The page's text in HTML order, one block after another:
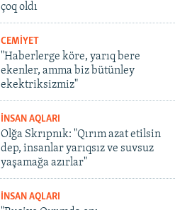
çoq oldı
CEMİYET
"Haberlerge köre, yarıq bere
ekenler, amma biz bütünley
ekektriksizmiz"
İNSAN AQLARI
Olğa Skrıpnık: "Qırım azat etilsin
dep, insanlar yarıqsız ve suvsuz
yaşamağa azırlar"
İNSAN AQLARI